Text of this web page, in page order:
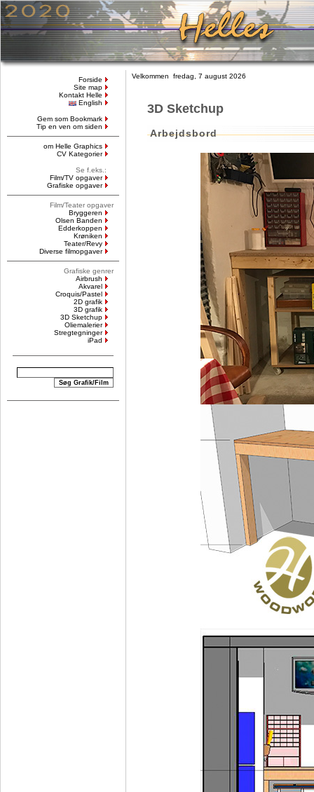
Forside
Site map
Kontakt Helle
English
Gem som Bookmark
Tip en ven om siden
om Helle Graphics
CV Kategorier
Se f.eks.:
Film/TV opgaver
Grafiske opgaver
Film/Teater opgaver
Bryggeren
Olsen Banden
Edderkoppen
Krøniken
Teater/Revy
Diverse filmopgaver
Grafiske genrer
Airbrush
Akvarel
Croquis/Pastel
2D grafik
3D grafik
3D Sketchup
Oliemalerier
Stregtegninger
iPad
Velkommen fredag, 7 august 2026
3D Sketchup
Arbejdsbord